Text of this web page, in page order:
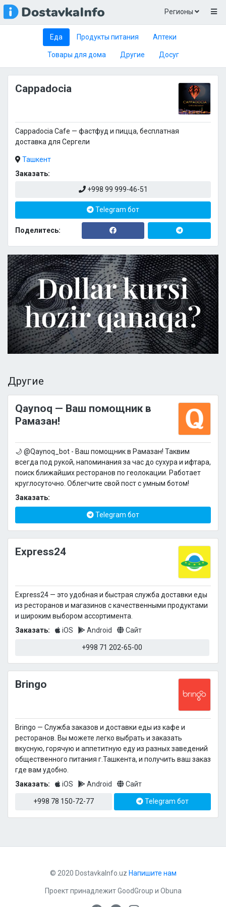
Регионы
Еда Продукты питания Аптеки
Товары для дома Другие Досуг
Cappadocia
Cappadocia Cafe — фастфуд и пицца, бесплатная
доставка для Сергели
Ташкент
Заказать:
+998 99 999-46-51
Telegram бот
Поделитесь:
Другие
Qaynoq — Ваш помощник в
Рамазан!
🌙 @Qaynoq_bot - Ваш помощник в Рамазан! Таквим
всегда под рукой, напоминания за час до сухура и ифтара,
поиск ближайших ресторанов по геолокации. Работает
круглосуточно. Облегчите свой пост с умным ботом!
Заказать:
Telegram бот
Express24
Express24 — это удобная и быстрая служба доставки еды
из ресторанов и магазинов с качественными продуктами
и широким выбором ассортимента.
Заказать:
iOS Android Сайт
+998 71 202-65-00
Bringo
Bringo — Cлужба заказов и доставки еды из кафе и
ресторанов. Вы можете легко выбрать и заказать
вкусную, горячую и аппетитную еду из разных заведений
общественного питания г.Ташкента, и получить ваш заказ
где вам удобно.
Заказать:
iOS Android Сайт
+998 78 150-72-77 Telegram бот
© 2020 DostavkaInfo.uz Напишите нам
Проект принадлежитGoodGroup и Obuna